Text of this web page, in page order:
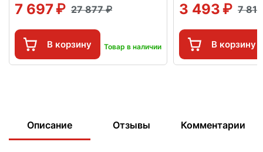
7 697 27 877
В корзину Товар в наличии
3 493 7
В корзину
Описание Отзывы Комментарии